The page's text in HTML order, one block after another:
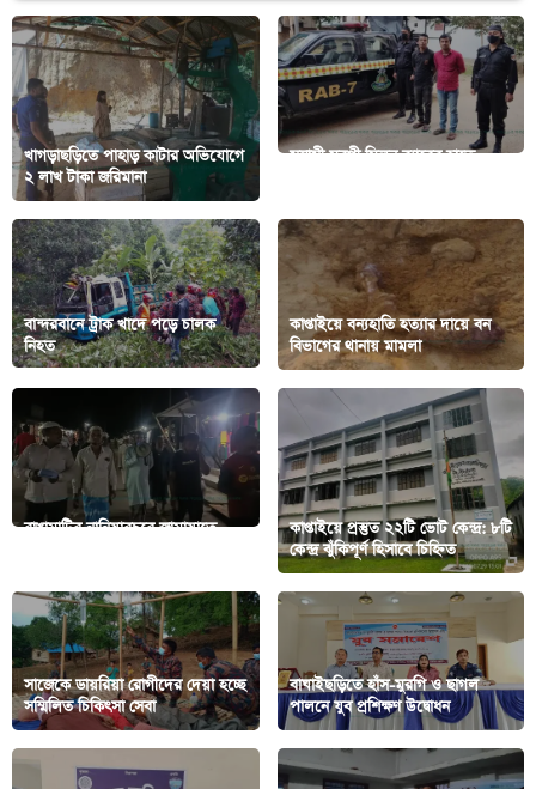
খাগড়াছড়িতে পাহাড় কাটার অভিযোগে
২ লাখ টাকা জরিমানা
সন্ত্রাসী মুরগী মিলন র‍্যাবের হাতে
বান্দরবানে ট্রাক খাদে পড়ে চালক
নিহত
কাপ্তাইয়ে বন্যহাতি হত্যার দায়ে বন
বিভাগের থানায় মামলা
রাঙামাটির নানিয়ারচরে জামায়াতে
কাপ্তাইয়ে প্রস্তুত ২২টি ভোট কেন্দ্র: ৮টি
কেন্দ্র ঝুঁকিপূর্ণ হিসাবে চিহ্নিত
সাজেকে ডায়রিয়া রোগীদের দেয়া হচ্ছে
সম্মিলিত চিকিৎসা সেবা
বাঘাইছড়িতে হাঁস-মুরগি ও ছাগল
পালনে যুব প্রশিক্ষণ উদ্বোধন